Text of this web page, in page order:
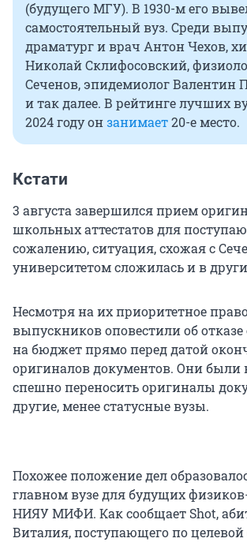
(будущего МГУ). В 1930-м его
самостоятельный вуз. Среди
драматург и врач Антон Чехов,
Николай Склифосовский,
Сеченов, эпидемиолог Валентин
и так далее. В рейтинге лучших
2024 году онзанимает20-е место.
Кстати
3 августа завершился прием
школьных аттестатов для
сожалению, ситуация, схожая с
университетом сложилась и в
Несмотря на их приоритетное
выпускников оповестили об
на бюджет прямо перед датой
оригиналов документов. Они
спешно переносить оригиналы
другие, менее статусные вузы.
Похожее положение дел
главном вузе для будущих
НИЯУ МИФИ. Как сообщает Shot,
Виталия, поступающего по целевой